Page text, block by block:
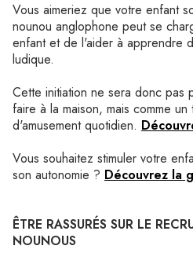
Vous aimeriez que votre enfant
nounou anglophone peut se
enfant et de l'aider à apprendre
ludique.
Cette initiation ne sera donc pas
faire à la maison, mais comme
d'amusement quotidien.
Vous souhaitez stimuler votre
son autonomie ? Découvrez la
ÊTRE RASSURÉS SUR LE
NOUNOUS